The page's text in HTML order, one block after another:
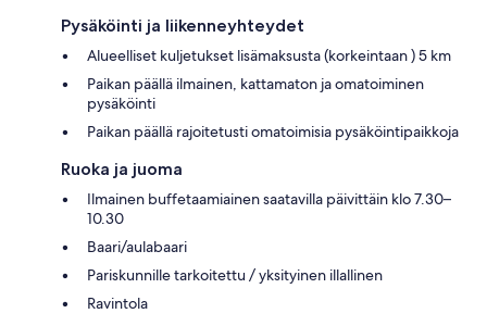
Pysäköinti ja liikenneyhteydet
Alueelliset kuljetukset lisämaksusta (korkeintaan ) 5 km
Paikan päällä ilmainen, kattamaton ja omatoiminen
pysäköinti
Paikan päällä rajoitetusti omatoimisia pysäköintipaikkoja
Ruoka ja juoma
Ilmainen buffetaamiainen saatavilla päivittäin klo 7.30–
10.30
Baari/aulabaari
Pariskunnille tarkoitettu / yksityinen illallinen
Ravintola